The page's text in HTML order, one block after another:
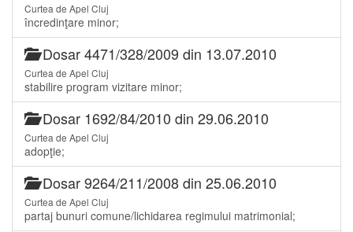
Curtea de Apel Cluj
încredinţare minor;
Dosar 4471/328/2009 din 13.07.2010
Curtea de Apel Cluj
stabilire program vizitare minor;
Dosar 1692/84/2010 din 29.06.2010
Curtea de Apel Cluj
adopţie;
Dosar 9264/211/2008 din 25.06.2010
Curtea de Apel Cluj
partaj bunuri comune/lichidarea regimului matrimonial;